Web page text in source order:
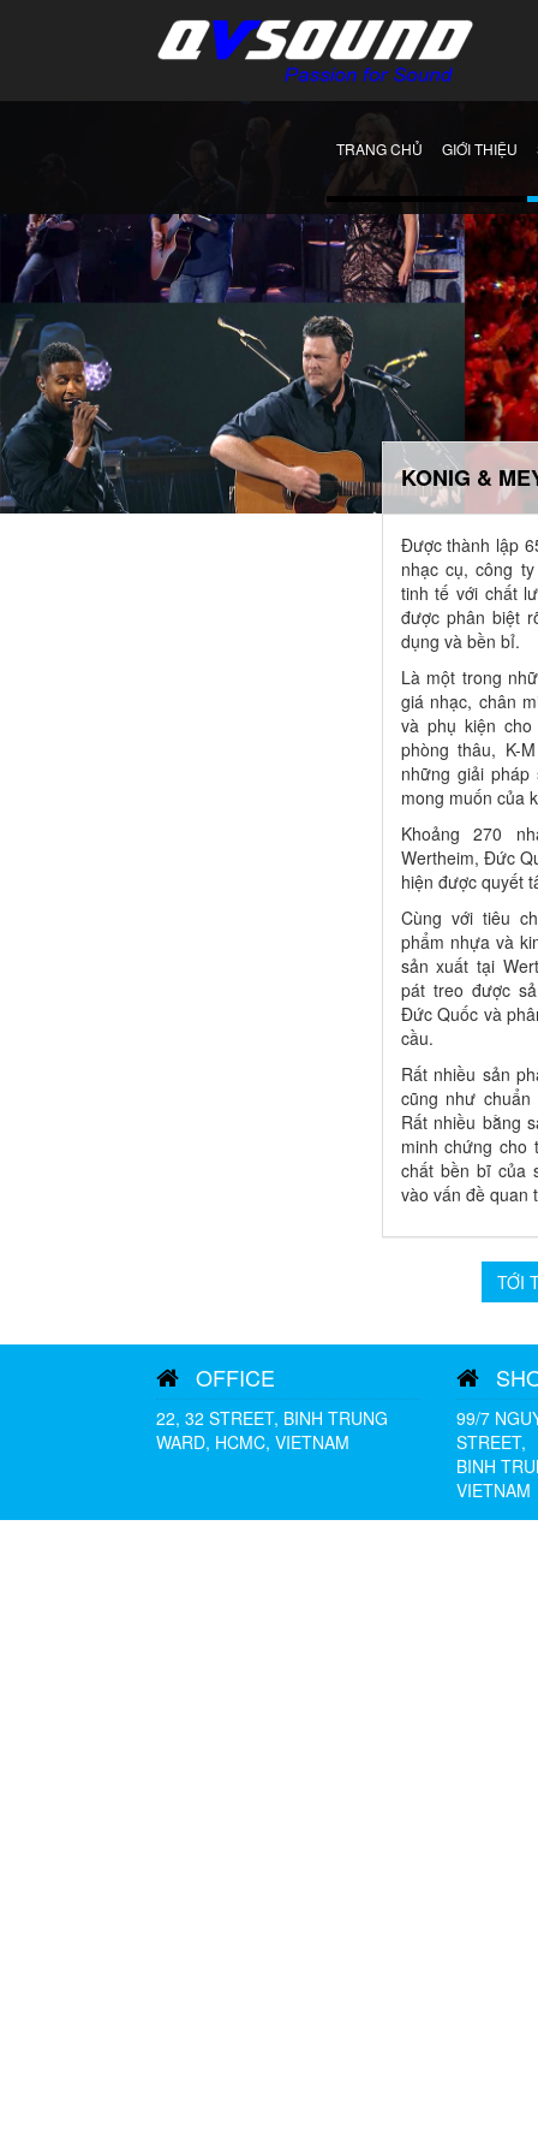
TRANG CHỦ GIỚI THIỆU
KONIG &
Được thành lập
nhạc cụ, công
tinh tế với chất
được phân biệt
dụng và bền bỉ.
Là một trong
giá nhạc, chân
và phụ kiện
phòng thâu, K-
những giải
mong muốn của
Khoảng 270
Wertheim, Đức
hiện được quyết
Cùng với tiêu
phẩm nhựa và
sản xuất tại
pát treo được
Đức Quốc và
cầu.
Rất nhiều sản
cũng như
Rất nhiều bằng
minh chứng cho
chất bền bĩ của
vào vấn đề quan
TỚI
OFFICE
22, 32 STREET, BINH TRUNG
WARD, HCMC, VIETNAM
99/7
STREET,
BINH
VIETNAM